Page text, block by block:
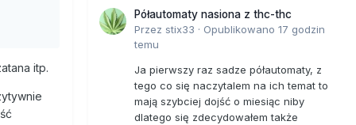
w
dla
itp.
Półautomaty nasiona z thc-thc
Przez stix33 · Opublikowano 17 godzin
temu
Ja pierwszy raz sadze półautomaty, z
tego co się naczytalem na ich temat to
mają szybciej dojść o miesiąc niby
dlatego się zdecydowałem także